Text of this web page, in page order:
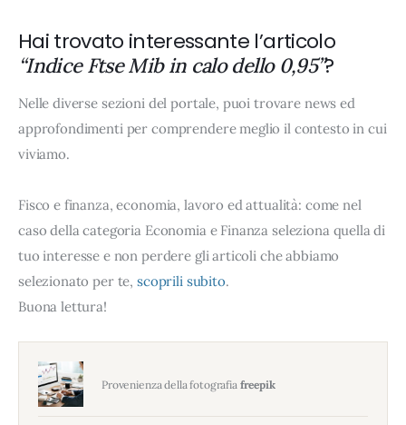
Hai trovato interessante l’articolo
“Indice Ftse Mib in calo dello 0,95”?
Nelle diverse sezioni del portale, puoi trovare news ed
approfondimenti per comprendere meglio il contesto in cui
viviamo.
Fisco e finanza, economia, lavoro ed attualità: come nel
caso della categoria Economia e Finanza seleziona quella di
tuo interesse e non perdere gli articoli che abbiamo
selezionato per te, scoprili subito.
Buona lettura!
Provenienza della fotografia freepik